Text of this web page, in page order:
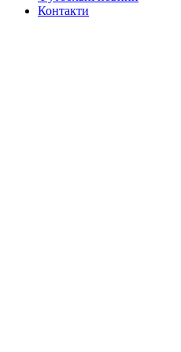
Контакти